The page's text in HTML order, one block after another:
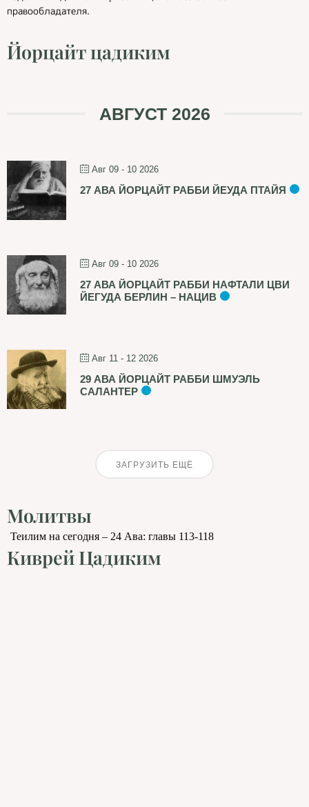
правообладателя.
Йорцайт цадиким
АВГУСТ 2026
Авг 09 - 10 2026
27 АВА ЙОРЦАЙТ РАББИ ЙЕУДА ПТАЙЯ
Авг 09 - 10 2026
27 АВА ЙОРЦАЙТ РАББИ НАФТАЛИ ЦВИ
ЙЕГУДА БЕРЛИН – НАЦИВ
Авг 11 - 12 2026
29 АВА ЙОРЦАЙТ РАББИ ШМУЭЛЬ
САЛАНТЕР
ЗАГРУЗИТЬ ЕЩЁ
Молитвы
Теилим на сегодня – 24 Ава: главы 113-118
Киврей Цадиким